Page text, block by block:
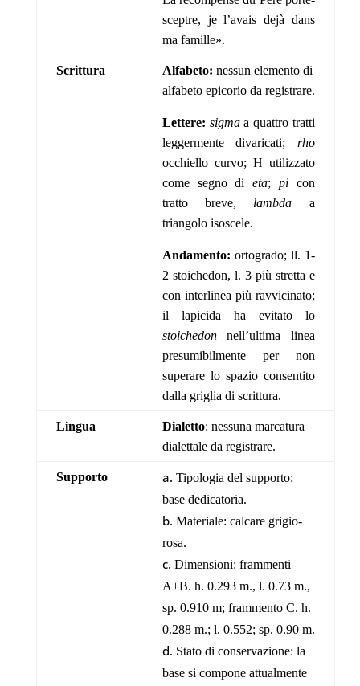
sceptre, je l’avais dejà dans
ma famille».
Scrittura Alfabeto: nessun elemento di
alfabeto epicorio da registrare.
Lettere: sigmaa quattro tratti
leggermente divaricati; rho
occhiello curvo; H utilizzato
come segno dieta;pi con
tratto breve, lambda a
triangolo isoscele.
Andamento: ortogrado; ll. 1-
2 stoichedon, l. 3 più stretta e
con interlinea più ravvicinato;
il lapicida ha evitato lo
stoichedonnell’ultima linea
presumibilmente per non
superare lo spazio consentito
dalla griglia di scrittura.
Lingua Dialetto: nessuna marcatura
dialettale da registrare.
Supporto
Tipologia del supporto:
base dedicatoria.
Materiale: calcare grigio-
rosa.
Dimensioni: frammenti
A+B. h. 0.293 m., l. 0.73 m.,
sp. 0.910 m; frammento C. h.
0.288 m.; l. 0.552; sp. 0.90 m.
Stato di conservazione: la
base si compone attualmente